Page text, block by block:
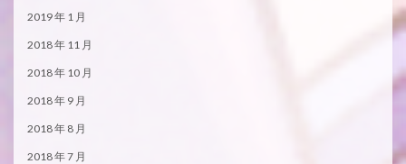
2019 年 1 月
2018 年 11 月
2018 年 10 月
2018 年 9 月
2018 年 8 月
2018 年 7 月